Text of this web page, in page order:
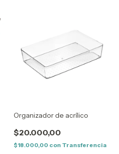
Organizador de acrílico
$20.000,00
$18.000,00 con Transferencia